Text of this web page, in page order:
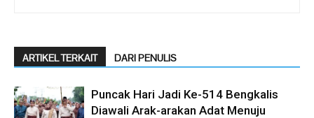
ARTIKEL TERKAIT DARI PENULIS
Puncak Hari Jadi Ke-514 Bengkalis
Diawali Arak-arakan Adat Menuju